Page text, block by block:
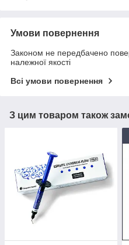
Умови повернення
Законом не передбачено
належної якості
Всі умови повернення
З цим товаром також